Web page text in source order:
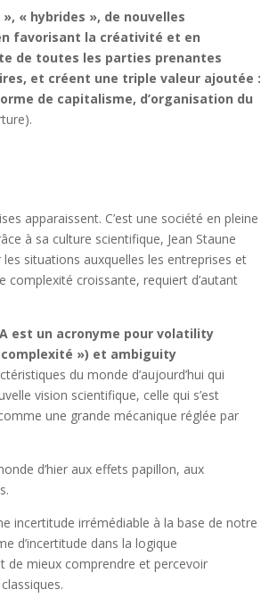
« hybrides », de nouvelles
favorisant la créativité et en
de toutes les parties prenantes
et créent une triple valeur ajoutée :
de capitalisme, d’organisation du
apparaissent. C’est une société en pleine
à sa culture scientifique, Jean Staune
situations auxquelles les entreprises et
complexité croissante, requiert d’autant
est un acronyme pour volatility
») et ambiguity
du monde d’aujourd’hui qui
vision scientifique, celle qui s’est
une grande mécanique réglée par
d’hier aux effets papillon, aux
incertitude irrémédiable à la base de notre
d’incertitude dans la logique
de mieux comprendre et percevoir